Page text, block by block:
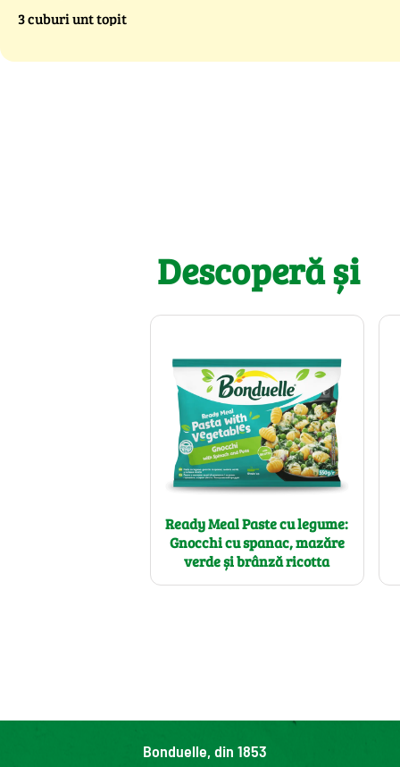
3 cuburi unt topit
Descoperă și
Ready Meal Paste cu legume:
Gnocchi cu spanac, mazăre
verde și brânză ricotta
Bonduelle, din 1853